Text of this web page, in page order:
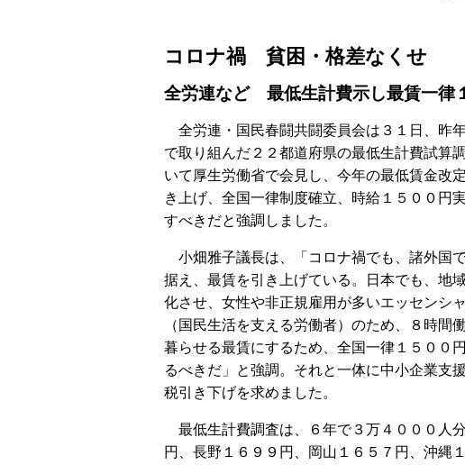
コロナ禍 貧困・格差なくせ
全労連など 最低生計費示し最賃一律
全労連・国民春闘共闘委員会は３１日、昨
で取り組んだ２２都道府県の最低生計費試算
いて厚生労働省で会見し、今年の最低賃金改
き上げ、全国一律制度確立、時給１５００円
すべきだと強調しました。
小畑雅子議長は、「コロナ禍でも、諸外国
据え、最賃を引き上げている。日本でも、地
化させ、女性や非正規雇用が多いエッセンシ
（国民生活を支える労働者）のため、８時間
暮らせる最賃にするため、全国一律１５００
るべきだ」と強調。それと一体に中小企業支
税引き下げを求めました。
最低生計費調査は、６年で３万４０００人
円、長野１６９９円、岡山１６５７円、沖縄